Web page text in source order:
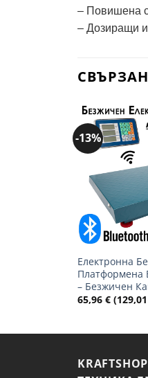
– Повишена
– Дозиращи
-13%
+
Електронна
Платформена
– Безжичен
65,96 €